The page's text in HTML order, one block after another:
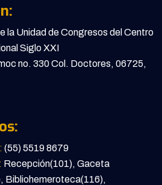
la Unidad de Congresos del Centro
Siglo XXI
no. 330 Col. Doctores, 06725,
(55) 5519 8679
Recepción(101), Gaceta
Bibliohemeroteca(116),